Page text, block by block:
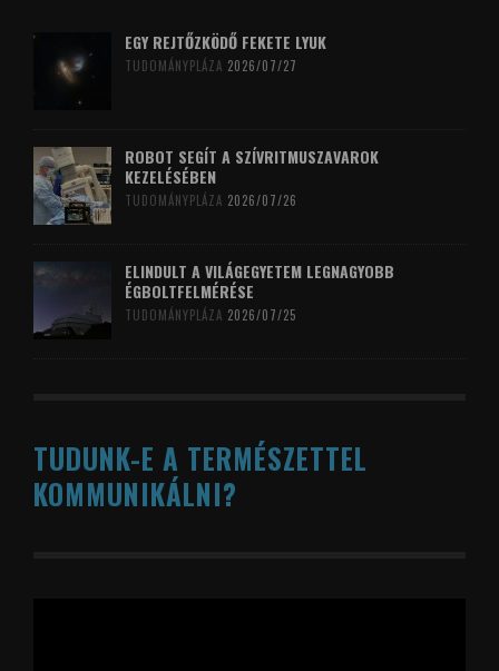
EGY REJTŐZKÖDŐ FEKETE LYUK
TUDOMÁNYPLÁZA 2026/07/27
ROBOT SEGÍT A SZÍVRITMUSZAVAROK
KEZELÉSÉBEN
TUDOMÁNYPLÁZA 2026/07/26
ELINDULT A VILÁGEGYETEM LEGNAGYOBB
ÉGBOLTFELMÉRÉSE
TUDOMÁNYPLÁZA 2026/07/25
TUDUNK-E A TERMÉSZETTEL
KOMMUNIKÁLNI?